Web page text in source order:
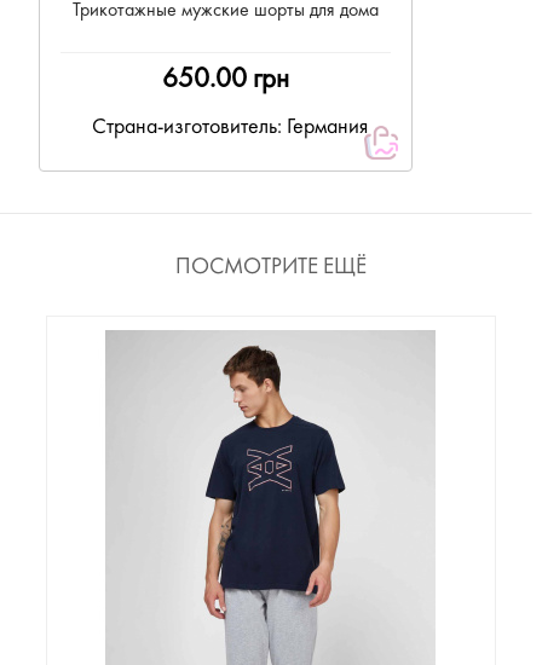
Трикотажные мужские шорты для дома
650.00 грн
Страна-изготовитель: Германия
ПОСМОТРИТЕ ЕЩЁ